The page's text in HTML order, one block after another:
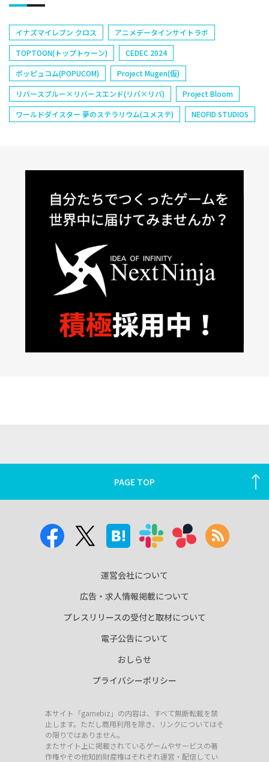
イナズマイレブン クロス
アニメデータインサイトラボ
TOPTOON(トップトゥーン)
CEDEC 2024
ポッピュコム(POPUCOM)
Project Mugen(仮)
リバースブルー×リバースエンド(リバ×リバ)
Project Bloom
ワールドダイスター 夢のステラリウム(ユメステ)
NEOFID STUDIOS
PAGE TOP
運営会社について
広告・求人情報掲載について
プレスリリースの受付と取材について
電子公告について
おしらせ
プライバシーポリシー
本サイト「gamebiz」の内容は、すべて無断転載を禁
止します。ただし商用利用を除き、リンクについてはそ
の限りではありません。
またサイト上に掲載されているゲームやサービスの著
作権やその他知的財産権はそれぞれ運営・配信してい